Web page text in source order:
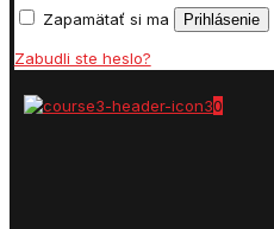
Zapamätať si ma Prihlásenie
Zabudli ste heslo?
0